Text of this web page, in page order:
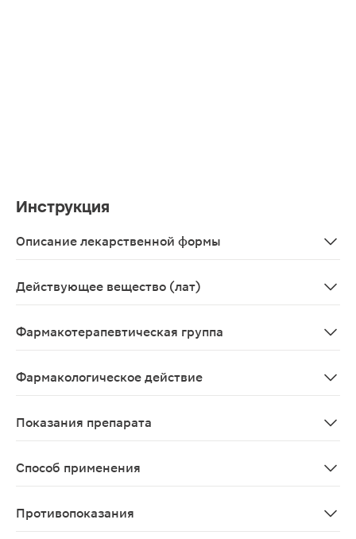
Инструкция
Описание лекарственной формы
Действующее вещество (лат)
Фармакотерапевтическая группа
Фармакологическое действие
Показания препарата
Способ применения
Противопоказания